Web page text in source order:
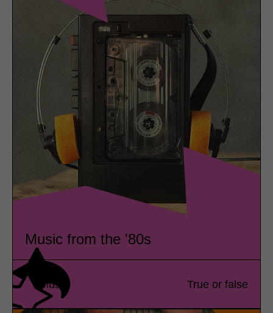
Music from the '80s
Music True or false